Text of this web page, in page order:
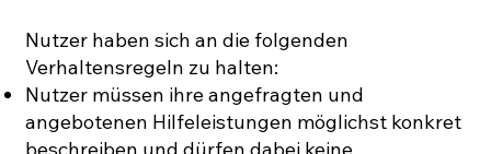
Nutzer haben sich an die folgenden
Verhaltensregeln zu halten:
Nutzer müssen ihre angefragten und
angebotenen Hilfeleistungen möglichst konkret